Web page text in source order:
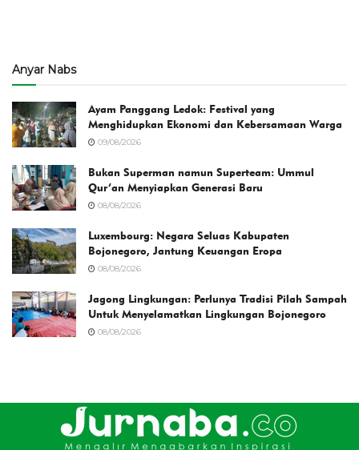
Anyar Nabs
Ayam Panggang Ledok: Festival yang
Menghidupkan Ekonomi dan Kebersamaan Warga
09/08/2026
Bukan Superman namun Superteam: Ummul
Qur’an Menyiapkan Generasi Baru
08/08/2026
Luxembourg: Negara Seluas Kabupaten
Bojonegoro, Jantung Keuangan Eropa
08/08/2026
Jagong Lingkungan: Perlunya Tradisi Pilah Sampah
Untuk Menyelamatkan Lingkungan Bojonegoro
08/08/2026